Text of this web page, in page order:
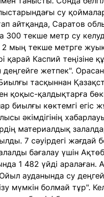
су
айтқанда, Саратов
300 текше метр су
мың текше метрге
қарай Каспий теңізіне
деңгейге жетпек".
тасқыннан
қоқыс-қалдықтарға
биылғы көктемгі
әкімдігінің
материалдық
7 сәуірдегі жағдай
бағалау үшін
1 482 үйді аралаған.
ауданында су
мүмкін болмай тұр".